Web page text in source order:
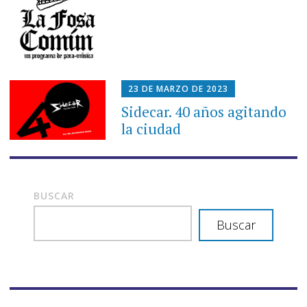
23 DE MARZO DE 2023
Sidecar. 40 años agitando
la ciudad
BUSCAR
Buscar